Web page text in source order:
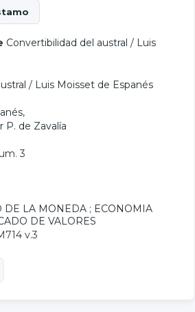
Convertibilidad del austral / Luis
/ Luis Moisset de Espanés
,
P. de Zavalía
3
DE LA MONEDA ; ECONOMIA
DE VALORES
v.3